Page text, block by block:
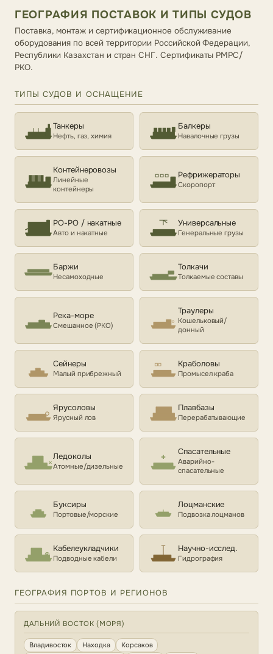
ГЕОГРАФИЯ ПОСТАВОК И ТИПЫ СУДОВ
Поставка, монтаж и сертификационное обслуживание
оборудования по всей территории Российской Федерации,
Республики Казахстан и стран СНГ. Сертификаты РМРС/
РКО.
ТИПЫ СУДОВ И ОСНАЩЕНИЕ
Танкеры
Нефть, газ, химия
Балкеры
Навалочные грузы
Контейнеровозы
Линейные
контейнеры
Рефрижераторы
Скоропорт
РО-РО / накатные
Авто и накатные
Универсальные
Генеральные грузы
Баржи
Несамоходные
Толкачи
Толкаемые составы
Река-море
Смешанное (РКО)
Траулеры
Кошельковый/
донный
Сейнеры
Малый прибрежный
Краболовы
Промысел краба
Ярусоловы
Ярусный лов
Плавбазы
Перерабатывающие
Ледоколы
Атомные/дизельные
Спасательные
Аварийно-
спасательные
Буксиры
Портовые/морские
Лоцманские
Подвозка лоцманов
Кабелеукладчики
Подводные кабели
Научно-исслед.
Гидрография
ГЕОГРАФИЯ ПОРТОВ И РЕГИОНОВ
ДАЛЬНИЙ ВОСТОК (МОРЯ)
Владивосток Находка Корсаков